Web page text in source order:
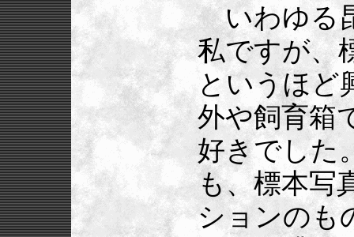
いわゆる
私ですが、
というほど
外や飼育箱
好きでした
も、標本写
ションのも